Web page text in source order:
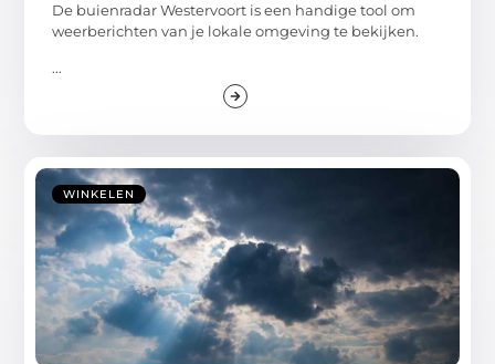
De buienradar Westervoort is een handige tool om
weerberichten van je lokale omgeving te bekijken.
...
WINKELEN